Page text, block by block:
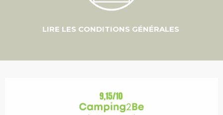
LIRE LES CONDITIONS GÉNÉRALES